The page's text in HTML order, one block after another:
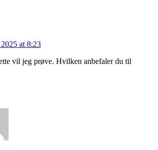
at 8:23
vil jeg prøve. Hvilken anbefaler du til